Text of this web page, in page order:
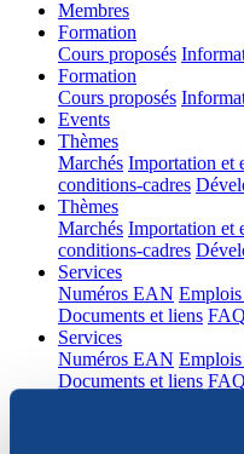
Membres(current)
Formation
Cours proposés
Formation
Cours proposés
Events(current)
Thèmes(current)
Marchés Importation et
conditions-cadres
Thèmes(current)
Marchés Importation et
conditions-cadres
Services(current)
Numéros EAN Emplois
Documents et liens FAQ
Services(current)
Numéros EAN Emplois
Documents et liens FAQ